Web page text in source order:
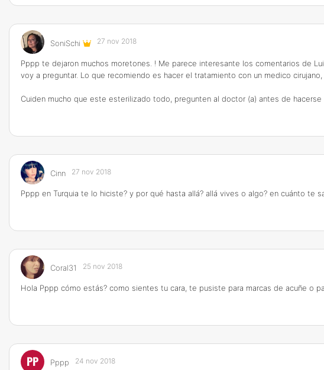
SoniSchi 27 nov 2018
Pppp te dejaron muchos moretones. ! Me parece interesante los comentarios de
voy a preguntar. Lo que recomiendo es hacer el tratamiento con un medico
Cuiden mucho que este esterilizado todo, pregunten al doctor (a) antes de
Cinn 27 nov 2018
Pppp en Turquia te lo hiciste? y por qué hasta allá? allá vives o algo? en cuánto te
Coral31 25 nov 2018
Hola Pppp cómo estás? como sientes tu cara, te pusiste para marcas de acuñe o
PP Pppp 24 nov 2018